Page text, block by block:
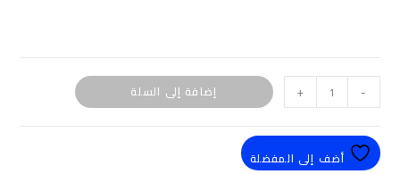
-
+ إضافة إلى السلة
أضف إلى المفضلة